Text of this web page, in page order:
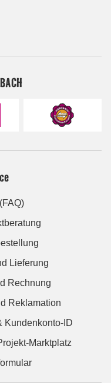
Lieferung
Rechnung
Reklamation
Kundenkonto-ID
Marktplatz